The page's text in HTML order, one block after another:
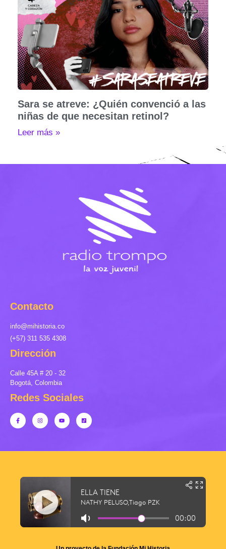
Sara se atreve: ¿Quién convenció a las
niñas de que necesitan retinol?
Leer más »
Contacto
info@mihistoria.co
(+57) 311 535 4308
Dirección
Calle 45A # 20 - 32
Bogotá, Colombia
Redes Sociales